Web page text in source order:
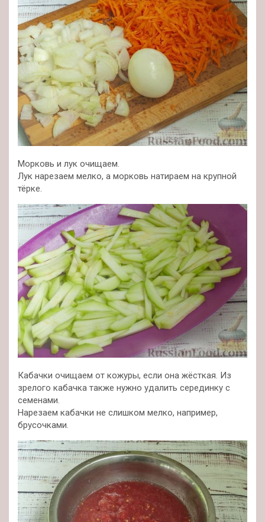
Морковь и лук очищаем.
Лук нарезаем мелко, а морковь натираем на крупной
тёрке.
Кабачки очищаем от кожуры, если она жёсткая. Из
зрелого кабачка также нужно удалить серединку с
семенами.
Нарезаем кабачки не слишком мелко, например,
брусочками.